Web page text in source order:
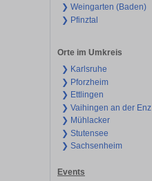
❯ Weingarten (Baden)
❯ Pfinztal
Orte im Umkreis
❯ Karlsruhe
❯ Pforzheim
❯ Ettlingen
❯ Vaihingen an der Enz
❯ Mühlacker
❯ Stutensee
❯ Sachsenheim
Events